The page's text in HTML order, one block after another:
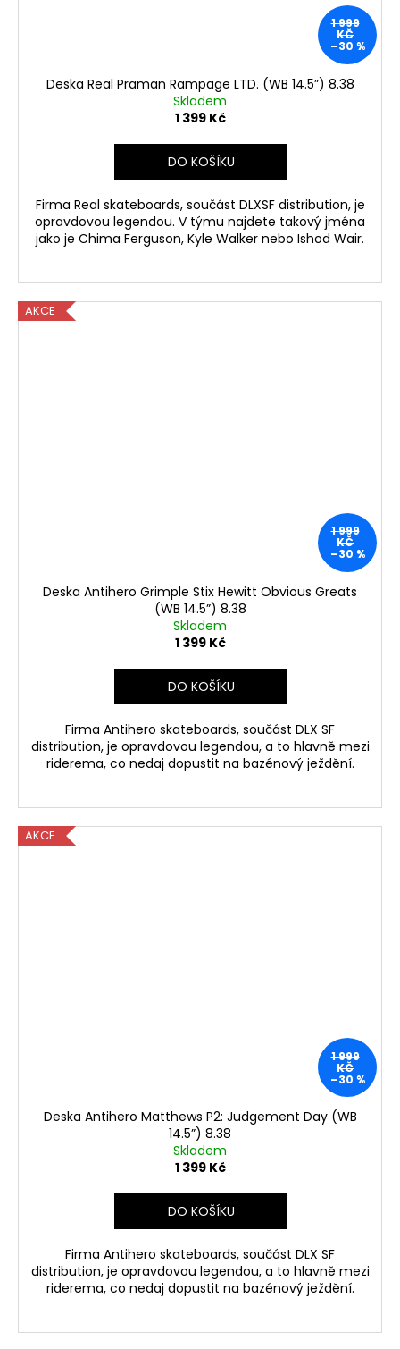
1 999
KČ
–30 %
Deska Real Praman Rampage LTD. (WB 14.5”) 8.38
Skladem
1 399 Kč
DO KOŠÍKU
Firma Real skateboards, součást DLXSF distribution, je
opravdovou legendou. V týmu najdete takový jména
jako je Chima Ferguson, Kyle Walker nebo Ishod Wair.
AKCE
1 999
KČ
–30 %
Deska Antihero Grimple Stix Hewitt Obvious Greats
(WB 14.5”) 8.38
Skladem
1 399 Kč
DO KOŠÍKU
Firma Antihero skateboards, součást DLX SF
distribution, je opravdovou legendou, a to hlavně mezi
riderema, co nedaj dopustit na bazénový ježdění.
AKCE
1 999
KČ
–30 %
Deska Antihero Matthews P2: Judgement Day (WB
14.5”) 8.38
Skladem
1 399 Kč
DO KOŠÍKU
Firma Antihero skateboards, součást DLX SF
distribution, je opravdovou legendou, a to hlavně mezi
riderema, co nedaj dopustit na bazénový ježdění.